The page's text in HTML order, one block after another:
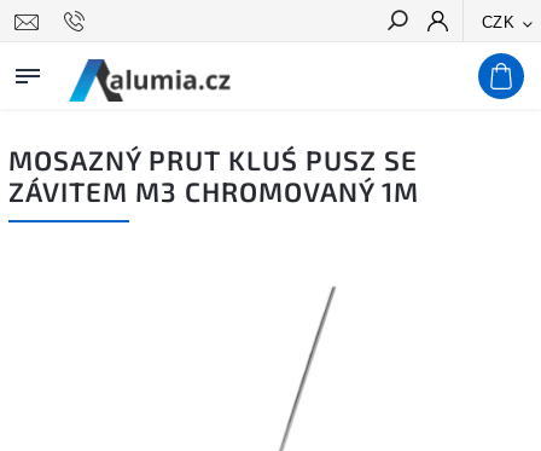
CZK
Hledat
MOSAZNÝ PRUT KLUŚ PUSZ SE
ZÁVITEM M3 CHROMOVANÝ 1M